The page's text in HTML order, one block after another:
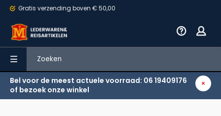
Gratis verzending boven € 50,00
Bel voor de meest actuele voorraad: 06 19409176
of bezoek onze winkel
Terug